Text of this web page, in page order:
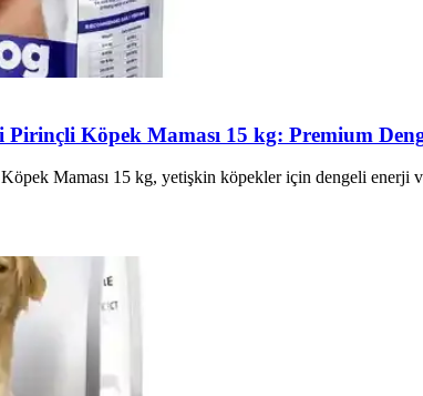
Köpek Maması 15 kg: Premium
Maması 15 kg, yetişkin köpekler için dengeli enerji